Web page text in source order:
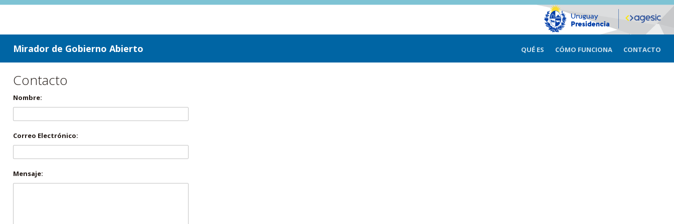
ir a contenido
ir al menú
Mirador de Gobierno Abierto QUÉ ES CÓMO FUNCIONA CONTACTO
Contacto
Nombre:
Correo Electrónico:
Mensaje: